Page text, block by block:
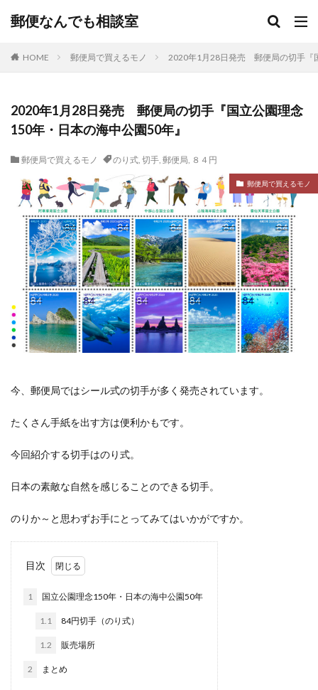
郵便なんでも相談室
HOME 郵便局で買えるモノ 2020年1月28日発売 郵便局の切手『
2020年1月28日発売 郵便局の切手『国立公園理念
150年・日本の海中公園50年』
郵便局で買えるモノ のり式, 切手, 郵便局, ８４円
郵便局で買えるモノ
今、郵便局ではシール式の切手が多く発売されています。
たくさん手紙を出す方は便利かもです。
今回紹介する切手はのり式。
日本の素敵な自然を感じることのできる切手。
のりか～と思わずお手にとってみてはいかがですか。
目次
1 国立公園理念150年・日本の海中公園50年
1.1 84円切手（のり式）
1.2 販売場所
2 まとめ